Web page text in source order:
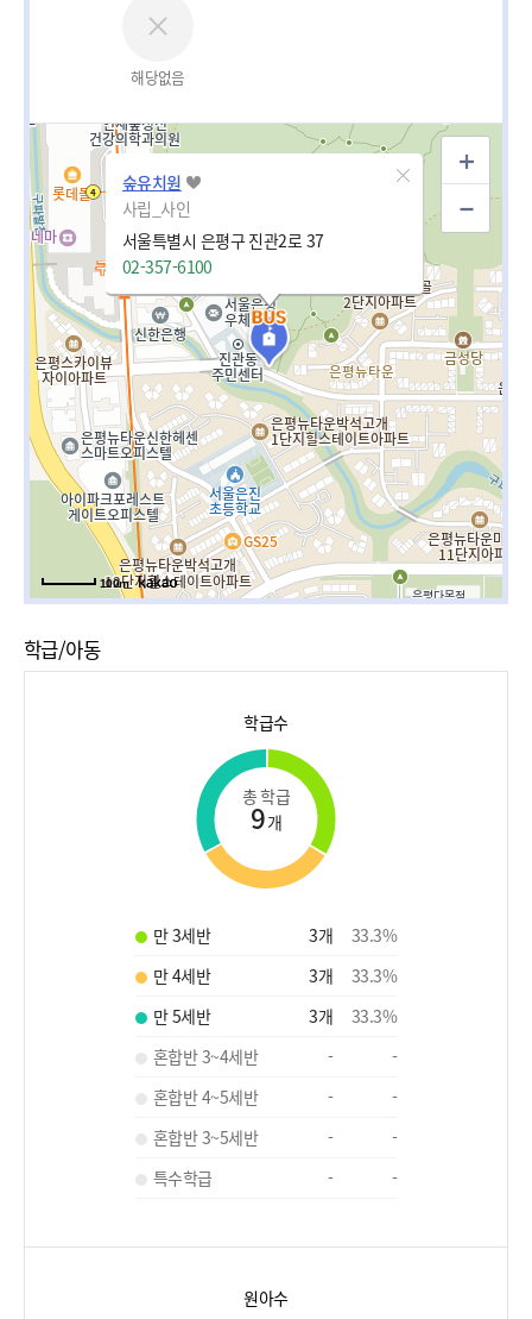
해당없음
숲유치원
사립_사인
서울특별시 은평구 진관2로 37
02-357-6100
100m
학급/아동
학급수
총 학급
9개
만 3세반 3개 33.3%
만 4세반
3개 33.3%
만 5세반
3개 33.3%
혼합반 3~4세반
-
-
혼합반 4~5세반
-
-
혼합반 3~5세반
-
-
특수학급
- -
원아수